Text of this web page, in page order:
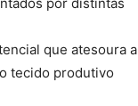
que atesoura a
tecido produtivo